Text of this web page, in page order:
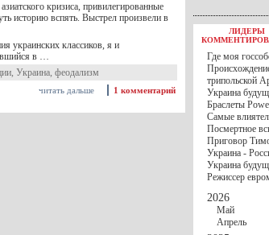
кризиса, привилегированные
историю вспять. Выстрел произвели в
украинских классиков, я и
в …
, Украина, феодализм
1 комментарий
читать дальше
30 Ноября С 1
30 Ноября
РФ
27 Ноября
ВВП
госбюджете
27 Ноября
Турции
17 Ноября
шестилетнего
16 Ноября
13 Ноября
10 Ноября
10 Ноября
особом статусе
03 Ноября
ЛИДЕРЫ
Где моя
трипольской
Украина
Браслеты
Самые
Посмертное
Приговор
Украина -
Украина
Режиссер
2026
Май
Апрель